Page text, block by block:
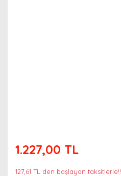
1.227,00 TL
127,61 TL den başlayan taksitlerle!!